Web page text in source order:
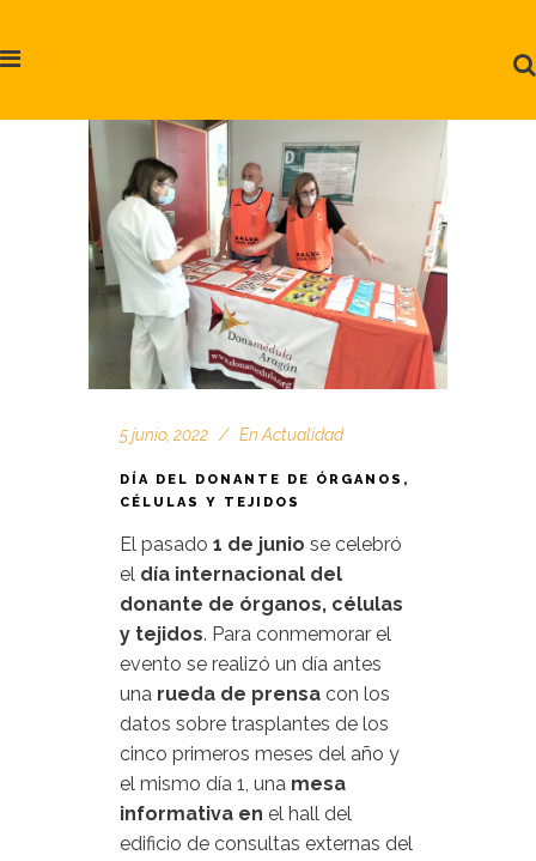
5 junio, 2022 En Actualidad
DÍA DEL DONANTE DE ÓRGANOS,
CÉLULAS Y TEJIDOS
El pasado 1 de junio se celebró
el día internacional del
donante de órganos, células
y tejidos. Para conmemorar el
evento se realizó un día antes
una rueda de prensa con los
datos sobre trasplantes de los
cinco primeros meses del año y
el mismo día 1, una mesa
informativa en el hall del
edificio de consultas externas del